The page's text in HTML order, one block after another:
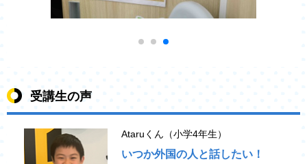
受講生の声
Ataruくん（小学4年生）
いつか外国の人と話したい！